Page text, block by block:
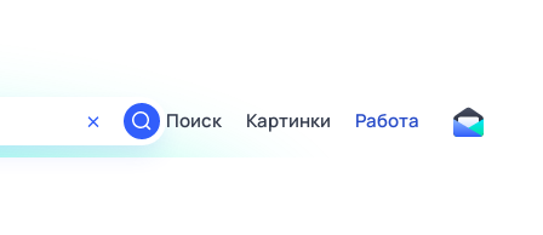
Поиск Картинки Работа